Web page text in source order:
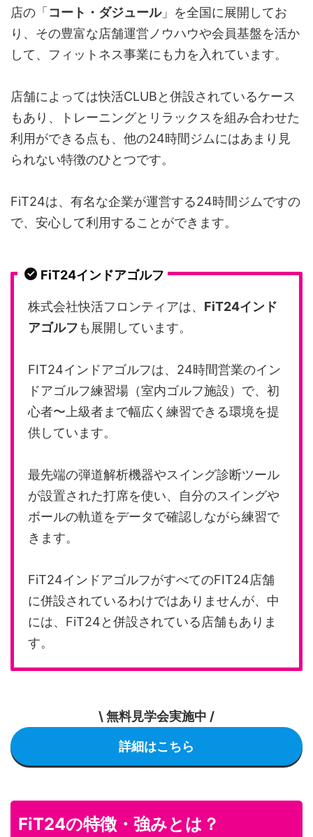
店の「 コート・ダジュール」を全国に展開してお
り、その豊富な店舗運営ノウハウや会員基盤を活か
して、フィットネス事業にも力を入れています。
店舗によっては快活CLUBと併設されているケース
もあり、トレーニングとリラックスを組み合わせた
利用ができる点も、他の24時間ジムにはあまり見
られない特徴のひとつです。
FiT24は、有名な企業が運営する24時間ジムですの
で、安心して利用することができます。
FiT24インドアゴルフ
株式会社快活フロンティアは、 FiT24インド
アゴルフも展開しています。
FIT24インドアゴルフは、24時間営業のイン
ドアゴルフ練習場（室内ゴルフ施設）で、初
心者〜上級者まで幅広く練習できる環境を提
供しています。
最先端の弾道解析機器やスイング診断ツール
が設置された打席を使い、自分のスイングや
ボールの軌道をデータで確認しながら練習で
きます。
FiT24インドアゴルフがすべてのFIT24店舗
に併設されているわけではありませんが、中
には、FiT24と併設されている店舗もありま
す。
\ 無料見学会実施中 /
詳細はこちら
FiT24の特徴・強みとは？